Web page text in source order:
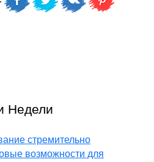
Недели
стремительно
возможности для